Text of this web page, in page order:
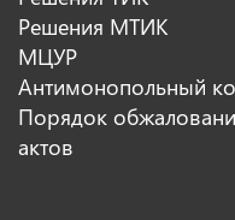
Решения МТИК
МЦУР
Антимонопольный
Порядок
актов